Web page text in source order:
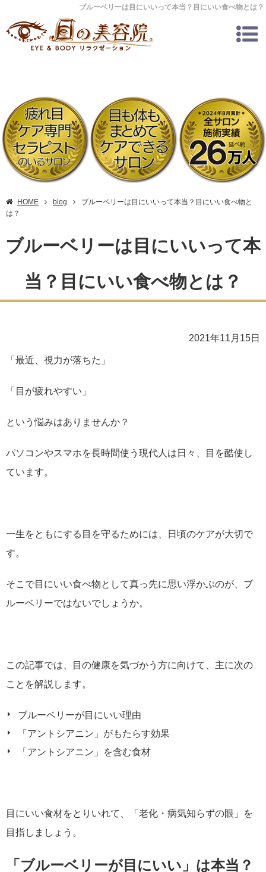
ブルーベリーは目にいいって本当？目にいい食べ物とは？
HOME blog
ブルーベリーは目にいいって本当？目にいい食べ物と
は？
ブルーベリーは目にいいって本
当？目にいい食べ物とは？
2021年11月15日
「最近、視力が落ちた」
「目が疲れやすい」
という悩みはありませんか？
パソコンやスマホを長時間使う現代人は日々、目を酷使し
ています。
一生をともにする目を守るためには、日頃のケアが大切で
す。
そこで目にいい食べ物として真っ先に思い浮かぶのが、ブ
ルーベリーではないでしょうか。
この記事では、目の健康を気づかう方に向けて、主に次の
ことを解説します。
ブルーベリーが目にいい理由
「アントシアニン」がもたらす効果
「アントシアニン」を含む食材
目にいい食材をとりいれて、「老化・病気知らずの眼」を
目指しましょう。
「ブルーベリーが目にいい」は本当？